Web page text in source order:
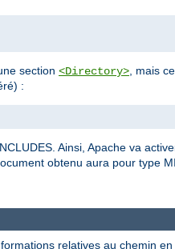
section <Directory> , mais
:
Ainsi, Apache va
obtenu aura pour type
relatives au chemin